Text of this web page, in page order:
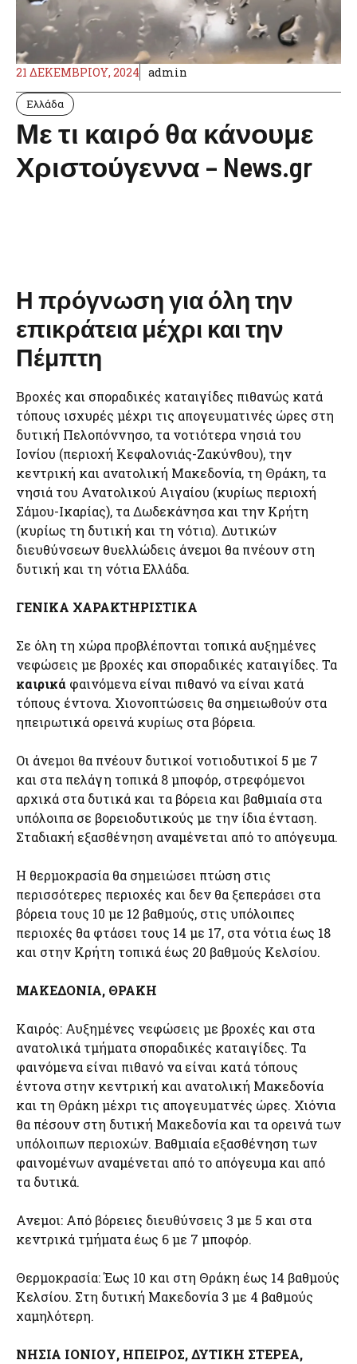
21 ΔΕΚΕΜΒΡΊΟΥ, 2024 admin
Ελλάδα
Με τι καιρό θα κάνουμε
Χριστούγεννα – News.gr
Η πρόγνωση για όλη την
επικράτεια μέχρι και την
Πέμπτη
Βροχές και σποραδικές καταιγίδες πιθανώς κατά
τόπους ισχυρές μέχρι τις απογευματινές ώρες στη
δυτική Πελοπόννησο, τα νοτιότερα νησιά του
Ιονίου (περιοχή Κεφαλονιάς-Ζακύνθου), την
κεντρική και ανατολική Μακεδονία, τη Θράκη, τα
νησιά του Ανατολικού Αιγαίου (κυρίως περιοχή
Σάμου-Ικαρίας), τα Δωδεκάνησα και την Κρήτη
(κυρίως τη δυτική και τη νότια). Δυτικών
διευθύνσεων θυελλώδεις άνεμοι θα πνέουν στη
δυτική και τη νότια Ελλάδα.
ΓΕΝΙΚΑ ΧΑΡΑΚΤΗΡΙΣΤΙΚΑ
Σε όλη τη χώρα προβλέπονται τοπικά αυξημένες
νεφώσεις με βροχές και σποραδικές καταιγίδες. Τα
καιρικά φαινόμενα είναι πιθανό να είναι κατά
τόπους έντονα. Χιονοπτώσεις θα σημειωθούν στα
ηπειρωτικά ορεινά κυρίως στα βόρεια.
Οι άνεμοι θα πνέουν δυτικοί νοτιοδυτικοί 5 με 7
και στα πελάγη τοπικά 8 μποφόρ, στρεφόμενοι
αρχικά στα δυτικά και τα βόρεια και βαθμιαία στα
υπόλοιπα σε βορειοδυτικούς με την ίδια ένταση.
Σταδιακή εξασθένηση αναμένεται από το απόγευμα.
Η θερμοκρασία θα σημειώσει πτώση στις
περισσότερες περιοχές και δεν θα ξεπεράσει στα
βόρεια τους 10 με 12 βαθμούς, στις υπόλοιπες
περιοχές θα φτάσει τους 14 με 17, στα νότια έως 18
και στην Κρήτη τοπικά έως 20 βαθμούς Κελσίου.
ΜΑΚΕΔΟΝΙΑ, ΘΡΑΚΗ
Καιρός: Αυξημένες νεφώσεις με βροχές και στα
ανατολικά τμήματα σποραδικές καταιγίδες. Τα
φαινόμενα είναι πιθανό να είναι κατά τόπους
έντονα στην κεντρική και ανατολική Μακεδονία
και τη Θράκη μέχρι τις απογευματνές ώρες. Χιόνια
θα πέσουν στη δυτική Μακεδονία και τα ορεινά των
υπόλοιπων περιοχών. Βαθμιαία εξασθένηση των
φαινομένων αναμένεται από το απόγευμα και από
τα δυτικά.
Ανεμοι: Από βόρειες διευθύνσεις 3 με 5 και στα
κεντρικά τμήματα έως 6 με 7 μποφόρ.
Θερμοκρασία: Έως 10 και στη Θράκη έως 14 βαθμούς
Κελσίου. Στη δυτική Μακεδονία 3 με 4 βαθμούς
χαμηλότερη.
ΝΗΣΙΑ ΙΟΝΙΟΥ, ΗΠΕΙΡΟΣ, ΔΥΤΙΚΗ ΣΤΕΡΕΑ,